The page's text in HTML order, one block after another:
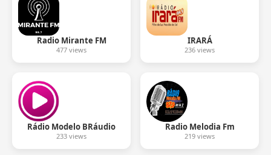
Radio Mirante FM
477 views
IRARÁ
236 views
Rádio Modelo BRáudio
233 views
Radio Melodia Fm
219 views